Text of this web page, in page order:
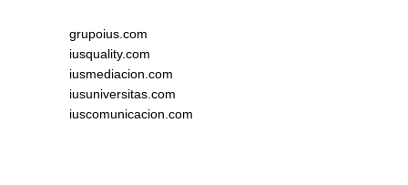
grupoius.com
iusquality.com
iusmediacion.com
iusuniversitas.com
iuscomunicacion.com